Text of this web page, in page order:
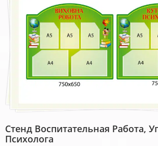
Стенд Воспитательная Работа,
Психолога